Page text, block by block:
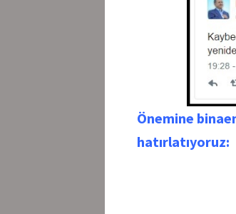
Önemine
hatırlatıyoruz: